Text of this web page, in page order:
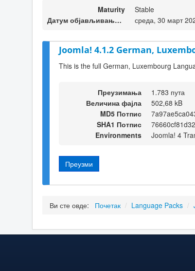
Maturity
Stable
Датум објављивања верзије
среда, 30 март
Joomla! 4.1.2 German,
This is the full German, Luxembourg
Преузимања
1.783 пута
Величина фајла
502,68 kB
MD5 Потпис
SHA1 Потпис
Environments
Joomla! 4
Преузми
Ви сте овде: Почетак / Language Packs /